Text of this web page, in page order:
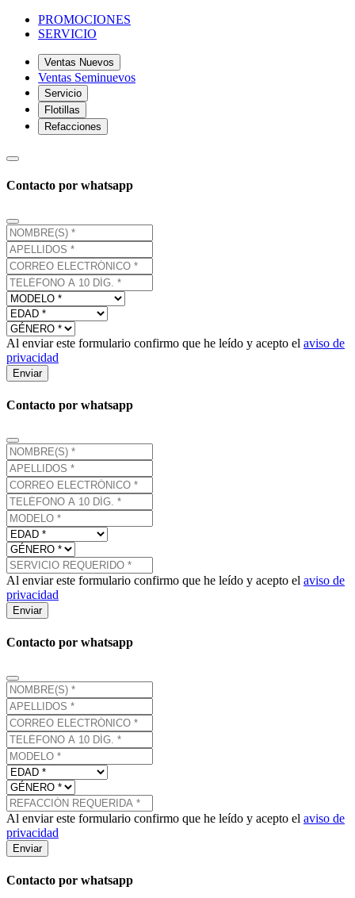
PROMOCIONES
SERVICIO
Ventas Nuevos
Ventas Seminuevos
Servicio
Flotillas
Refacciones
Contacto por whatsapp
Al enviar este formulario confirmo que he leído y acepto el aviso de
privacidad
Enviar
Contacto por whatsapp
Al enviar este formulario confirmo que he leído y acepto el aviso de
privacidad
Enviar
Contacto por whatsapp
Al enviar este formulario confirmo que he leído y acepto el aviso de
privacidad
Enviar
Contacto por whatsapp